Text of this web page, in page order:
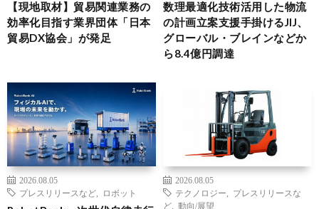
【現地取材】貿易関連業務の
効率化目指す業界団体「日本
貿易DX協会」が発足
数理最適化技術活用した物流
の計画立案支援手掛けるJIJ、
グローバル・ブレインなどか
ら8.4億円調達
2026.08.05
プレスリリースなど
ロボット
2026.08.05
テクノロジー
プレスリリースな
ど
動向/展望